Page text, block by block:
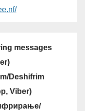
messages
Deshifrim
Viber)